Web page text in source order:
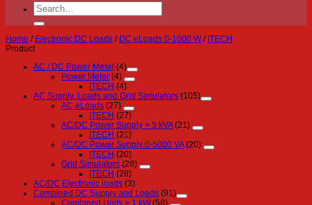
Search
for:
Home / Electronic DC Loads / DC eLoads 0-1000 W / ITECH
Product
AC / DC Power Meter (4)
Power Meter (4)
ITECH (4)
AC Supply, Loads and Grid Simulators (105)
AC eLoads (27)
ITECH (27)
AC/DC Power Supply > 5 kVA (21)
ITECH (21)
AC/DC Power Supply 0-5000 VA (20)
ITECH (20)
Grid Simulators (28)
ITECH (28)
AC/DC Electronic loads (3)
Combined DC Supply and Loads (91)
Combined Units > 1 kW (58)